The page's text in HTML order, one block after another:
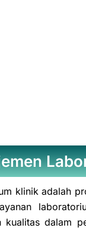
klinik adalah
kualitas dalam